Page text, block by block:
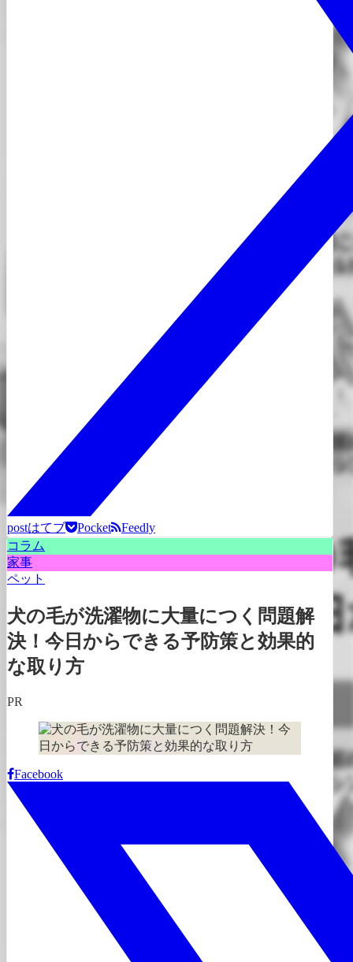
postはてブ Pocket
Feedly
コラム
家事
ペット
犬の毛が洗濯物に大量につく問題解
決！今日からできる予防策と効果的
な取り方
PR
Facebook